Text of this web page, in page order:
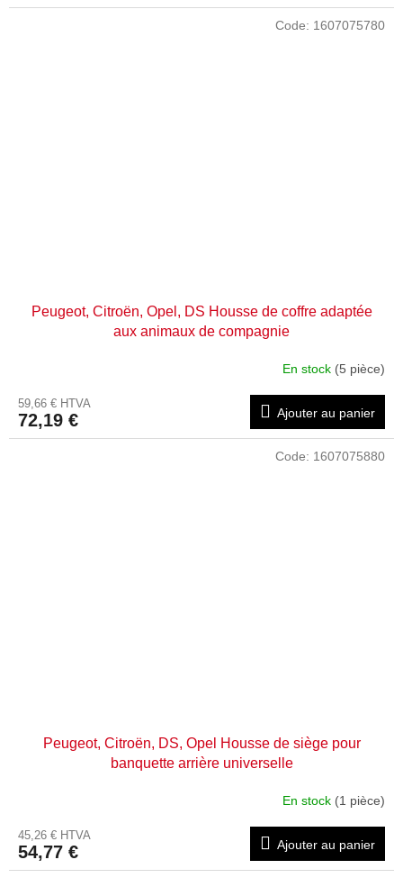
Peugeot, Citroën, Opel, DS Housse de coffre adaptée
aux animaux de compagnie
En stock (5 pièce)
59,66 € HTVA
72,19 € Ajouter au panier
Code: 1607075780
Peugeot, Citroën, DS, Opel Housse de siège pour
banquette arrière universelle
En stock (1 pièce)
45,26 € HTVA
54,77 € Ajouter au panier
Code: 1607075880